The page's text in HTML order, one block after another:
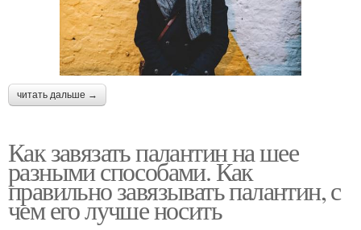
читать дальше →
Как завязать палантин на шее
разными способами. Как
правильно завязывать палантин, с
чем его лучше носить